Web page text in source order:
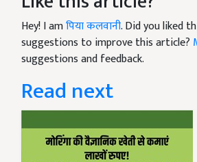
Hey! I amपिया कलवानी. Did you liked
suggestions to improve this article?
suggestions and feedback.
Read next